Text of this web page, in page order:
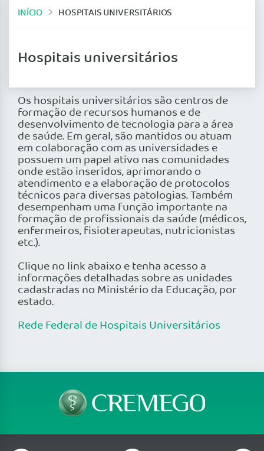
INÍCIO HOSPITAIS UNIVERSITÁRIOS
Hospitais universitários
Os hospitais universitários são centros de
formação de recursos humanos e de
desenvolvimento de tecnologia para a área
de saúde. Em geral, são mantidos ou atuam
em colaboração com as universidades e
possuem um papel ativo nas comunidades
onde estão inseridos, aprimorando o
atendimento e a elaboração de protocolos
técnicos para diversas patologias. Também
desempenham uma função importante na
formação de profissionais da saúde (médicos,
enfermeiros, fisioterapeutas, nutricionistas
etc.).
Clique no link abaixo e tenha acesso a
informações detalhadas sobre as unidades
cadastradas no Ministério da Educação, por
estado.
Rede Federal de Hospitais Universitários